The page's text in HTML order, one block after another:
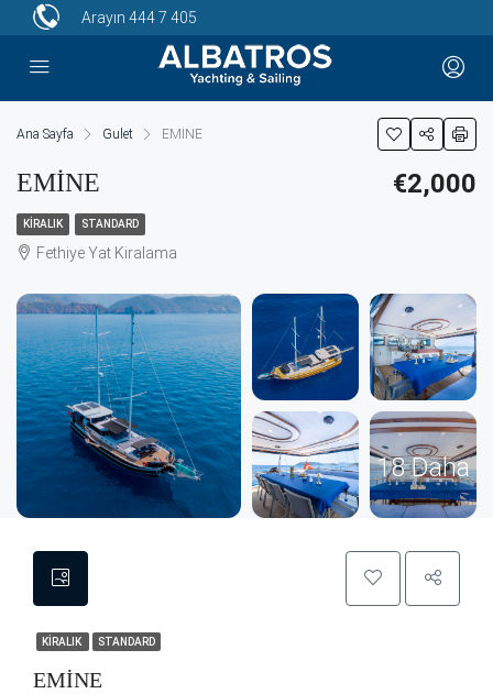
Arayın 444 7 405
Ana Sayfa Gulet EMİNE
EMİNE €2,000
KIRALIK STANDARD
Fethiye Yat Kiralama
18 Daha
KIRALIK STANDARD
EMİNE